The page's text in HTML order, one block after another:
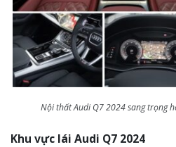
Nội thất Audi Q7 2024 sang trọng
Khu vực lái Audi Q7 2024